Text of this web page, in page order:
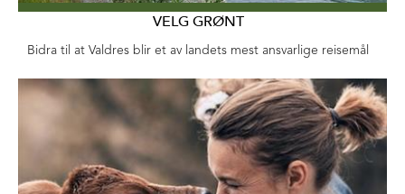
VELG GRØNT
Bidra til at Valdres blir et av landets mest ansvarlige reisemål